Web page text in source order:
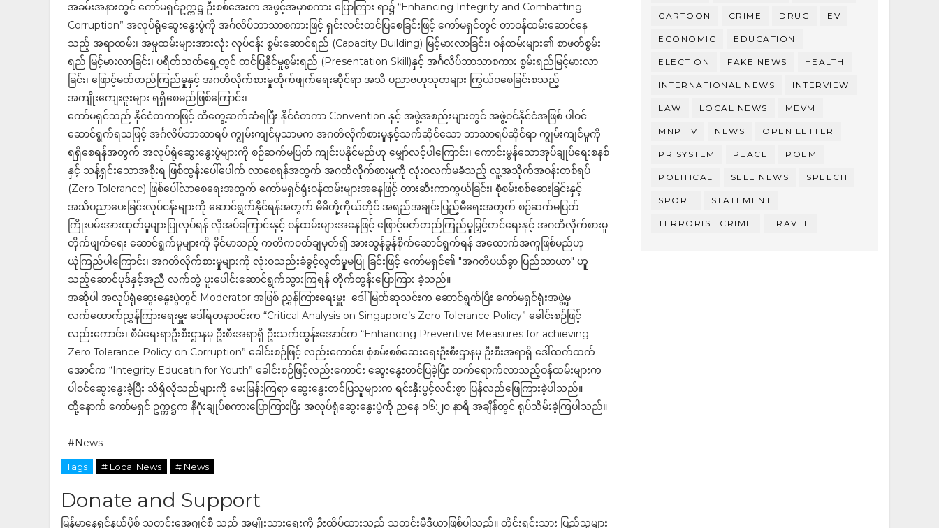
အခမ်းအနားတွင် ကော်မရှင်ဥက္ကဋ္ဌ ဦးစစ်အေးက အဖွင့်အမှာစကား ပြောကြား ရာ၌ “Enhancing Integrity and Combatting
Corruption” အလုပ်ရုံဆွေးနွေးပွဲကို အင်္ဂလိပ်ဘာသာစကားဖြင့် ရှင်းလင်းတင်ပြစေခြင်းဖြင့် ကော်မရှင်တွင် တာဝန်ထမ်းဆောင်နေ
သည့် အရာထမ်း၊ အမှုထမ်းများအားလုံး လုပ်ငန်း စွမ်းဆောင်ရည် (Capacity Building) မြင့်မားလာခြင်း၊ ဝန်ထမ်းများ၏ စာဖတ်စွမ်း
ရည် မြင့်မားလာခြင်း၊ ပရိတ်သတ်ရှေ့တွင် တင်ပြနိုင်မှုစွမ်းရည် (Presentation Skill)နှင့် အင်္ဂလိပ်ဘာသာစကား စွမ်းရည်မြင့်မားလာ
ခြင်း၊ ဖြောင့်မတ်တည်ကြည်မှုနှင့် အဂတိလိုက်စားမှုတိုက်ဖျက်ရေးဆိုင်ရာ အသိ ပညာဗဟုသုတများ ကြွယ်ဝစေခြင်းစသည့်
အကျိုးကျေးဇူးများ ရရှိစေမည်ဖြစ်ကြောင်း၊
ကော်မရှင်သည် နိုင်ငံတကာဖြင့် ထိတွေ့ဆက်ဆံရပြီး နိုင်ငံတကာ Convention နှင့် အဖွဲ့အစည်းများတွင် အဖွဲ့ဝင်နိုင်ငံအဖြစ် ပါဝင်
ဆောင်ရွက်ရသဖြင့် အင်္ဂလိပ်ဘာသာရပ် ကျွမ်းကျင်မှုသာမက အဂတိလိုက်စားမှုနှင့်သက်ဆိုင်သော ဘာသာရပ်ဆိုင်ရာ ကျွမ်းကျင်မှုကို
ရရှိစေရန်အတွက် အလုပ်ရုံဆွေးနွေးပွဲများကို စဉ်ဆက်မပြတ် ကျင်းပနိုင်မည်ဟု မျှော်လင့်ပါကြောင်း၊ ကောင်းမွန်သောအုပ်ချုပ်ရေးစနစ်
နှင့် သန့်ရှင်းသောအစိုးရ ဖြစ်ထွန်းပေါ်ပေါက် လာစေရန်အတွက် အဂတိလိုက်စားမှုကို လုံးဝလက်မခံသည့် လူ့အသိုက်အဝန်းတစ်ရပ်
(Zero Tolerance) ဖြစ်ပေါ်လာစေရေးအတွက် ကော်မရှင်ရုံးဝန်ထမ်းများအနေဖြင့် တားဆီးကာကွယ်ခြင်း၊ စုံစမ်းစစ်ဆေးခြင်းနှင့်
အသိပညာပေးခြင်းလုပ်ငန်းများကို ဆောင်ရွက်နိုင်ရန်အတွက် မိမိတို့ကိုယ်တိုင် အရည်အချင်းပြည့်မီရေးအတွက် စဉ်ဆက်မပြတ်
ကြိုးပမ်းအားထုတ်မှုများပြုလုပ်ရန် လိုအပ်ကြောင်းနှင့် ဝန်ထမ်းများအနေဖြင့် ဖြောင့်မတ်တည်ကြည်မှုမြှင့်တင်ရေးနှင့် အဂတိလိုက်စားမှု
တိုက်ဖျက်ရေး ဆောင်ရွက်မှုများကို ခိုင်မာသည့် ကတိကဝတ်ချမှတ်၍ အားသွန်ခွန်စိုက်ဆောင်ရွက်ရန် အထောက်အကူဖြစ်မည်ဟု
ယုံကြည်ပါကြောင်း၊ အဂတိလိုက်စားမှုများကို လုံးဝသည်းခံခွင့်လွှတ်မှုမပြု ခြင်းဖြင့် ကော်မရှင်၏ "အဂတိပယ်ခွာ ပြည်သာယာ" ဟူ
သည့်ဆောင်ပုဒ်နှင့်အညီ လက်တွဲ ပူးပေါင်းဆောင်ရွက်သွားကြရန် တိုက်တွန်းပြောကြား ခဲ့သည်။
အဆိုပါ အလုပ်ရုံဆွေးနွေးပွဲတွင် Moderator အဖြစ် ညွှန်ကြားရေးမှူး ဒေါ်မြတ်ဆုသင်းက ဆောင်ရွက်ပြီး ကော်မရှင်ရုံးအဖွဲ့မှ
လက်ထောက်ညွှန်ကြားရေးမှူး ဒေါ်ရတနာဝင်းက “Critical Analysis on Singapore’s Zero Tolerance Policy” ခေါင်းစဉ်ဖြင့်
လည်းကောင်း၊ စီမံရေးရာဦးစီးဌာနမှ ဦးစီးအရာရှိ ဦးသက်ထွန်းအောင်က “Enhancing Preventive Measures for achieving
Zero Tolerance Policy on Corruption” ခေါင်းစဉ်ဖြင့် လည်းကောင်း၊ စုံစမ်းစစ်ဆေးရေးဦးစီးဌာနမှ ဦးစီးအရာရှိ ဒေါ်ထက်ထက်
အောင်က “Integrity Educatin for Youth” ခေါင်းစဉ်ဖြင့်လည်းကောင်း ဆွေးနွေးတင်ပြခဲ့ပြီး တက်ရောက်လာသည့်ဝန်ထမ်းများက
ပါဝင်ဆွေးနွေးခဲ့ပြီး သိရှိလိုသည်များကို မေးမြန်းကြရာ ဆွေးနွေးတင်ပြသူများက ရင်းနှီးပွင့်လင်းစွာ ပြန်လည်ဖြေကြားခဲ့ပါသည်။
ထို့နောက် ကော်မရှင် ဥက္ကဋ္ဌက နိဂုံးချုပ်စကားပြောကြားပြီး အလုပ်ရုံဆွေးနွေးပွဲကို ညနေ ၁၆:၂၀ နာရီ အချိန်တွင် ရုပ်သိမ်းခဲ့ကြပါသည်။
#News
Tags # Local News # News
Donate and Support
မြန်မာနေရှင်နယ်ပို့စ် သတင်းအေဂျင်စီ သည် အမျိုးသားရေးကို ဦးထိပ်ထားသည့် သတင်းမီဒီယာဖြစ်ပါသည်။ တိုင်းရင်းသား ပြည်သူများ
CARTOON CRIME DRUG EV
ECONOMIC EDUCATION
ELECTION FAKE NEWS HEALTH
INTERNATIONAL NEWS INTERVIEW
LAW LOCAL NEWS MEVM
MNP TV NEWS OPEN LETTER
PR SYSTEM PEACE POEM
POLITICAL SELE NEWS SPEECH
SPORT STATEMENT
TERRORIST CRIME TRAVEL